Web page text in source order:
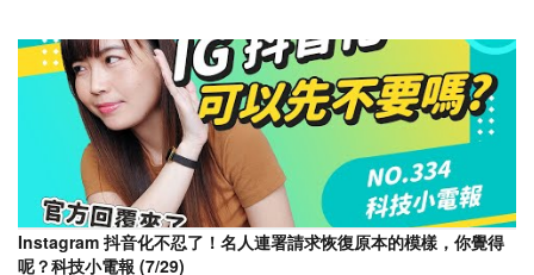
Instagram 抖音化不忍了！名人連署請求恢復原本的模樣，你覺得
呢？科技小電報 (7/29)